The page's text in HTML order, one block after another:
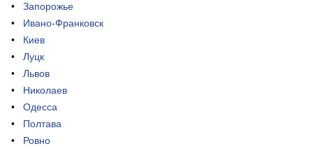
Запорожье
Ивано-Франковск
Киев
Луцк
Львов
Николаев
Одесса
Полтава
Ровно